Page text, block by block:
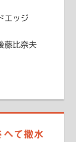
エッジ
藤比奈夫
へて撒水